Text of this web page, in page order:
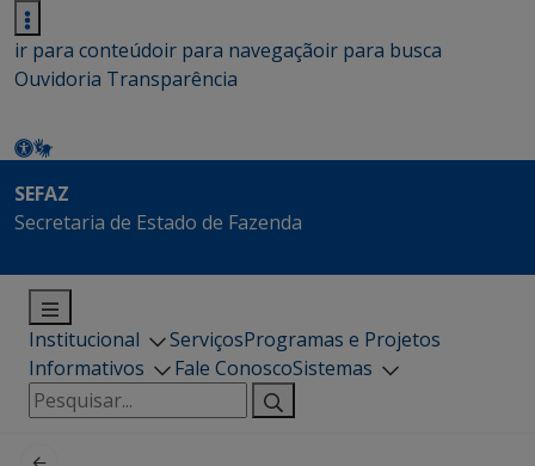
ir para conteúdoir para navegaçãoir para busca
Ouvidoria Transparência
SEFAZ
Secretaria de Estado de Fazenda
Institucional ServiçosProgramas e Projetos
Informativos
Fale ConoscoSistemas
Pesquisar
por: